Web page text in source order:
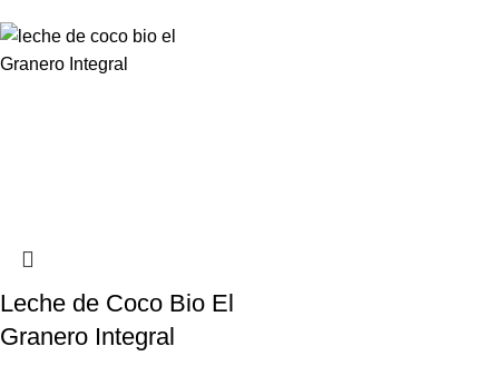
Leche de Coco Bio El
Granero Integral